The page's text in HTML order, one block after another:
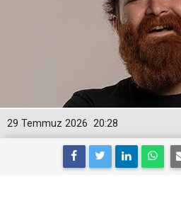
20:28
29 Temmuz 2026